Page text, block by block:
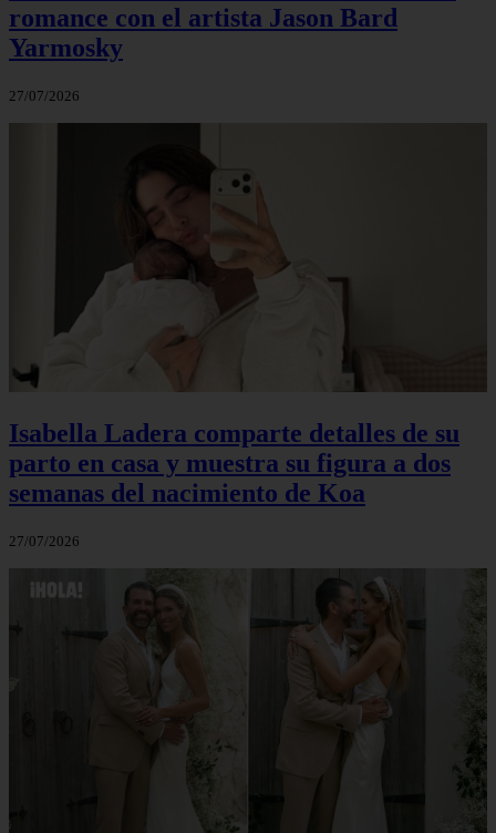
romance con el artista Jason Bard
Yarmosky
27/07/2026
Isabella Ladera comparte detalles de su
parto en casa y muestra su figura a dos
semanas del nacimiento de Koa
27/07/2026